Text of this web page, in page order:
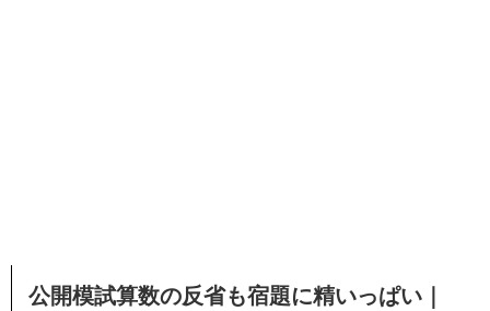
公開模試算数の反省も宿題に精いっぱい｜